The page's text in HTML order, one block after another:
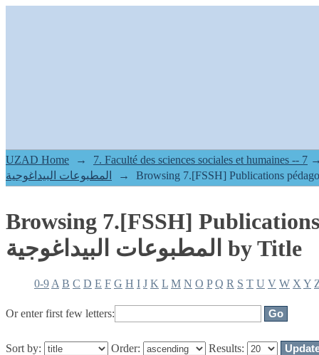
UZAD Home →
7.[FSSH] Publications pédagogiques -
المطبوعات البيداغوجية
→
Browsing 7.[FSSH]
المطبوعات البيداغوجية by Title
0-9 A B C D E F G H I J K L M N O P Q R S T U V W X Y
Or enter first few letters:
Sort by: Order: Results: